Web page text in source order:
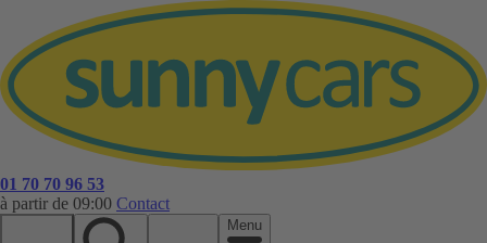
01 70 70 96 53
à partir de 09:00 Contact
Menu